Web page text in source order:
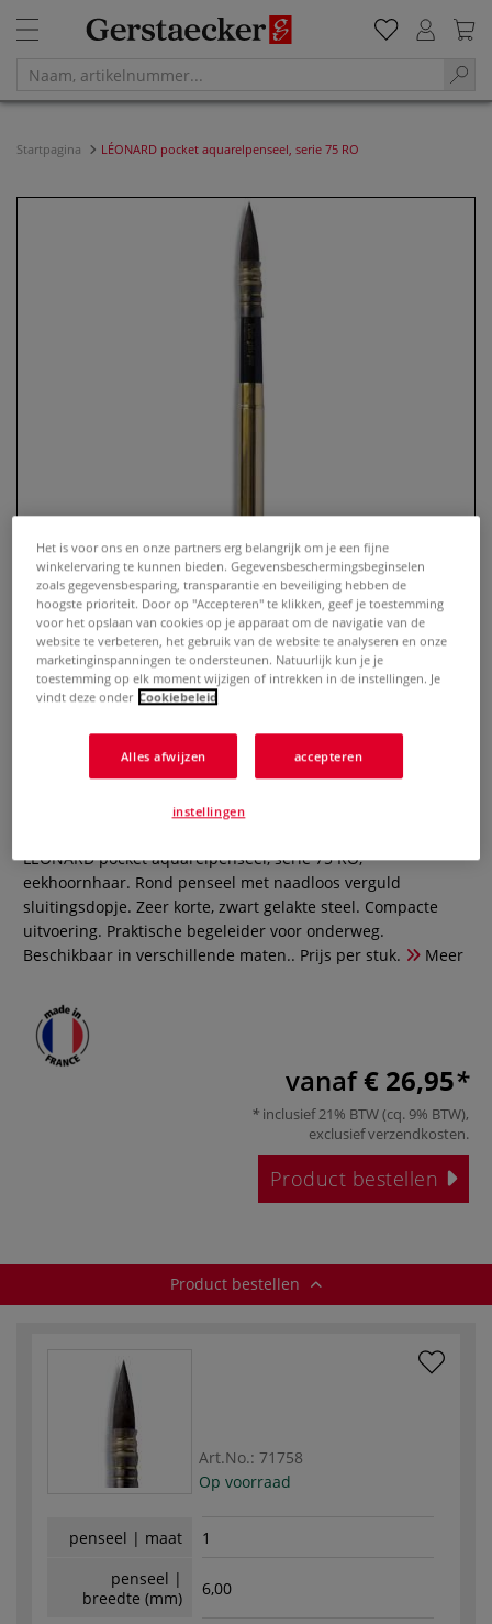
Startpagina LÉONARD pocket aquarelpenseel, serie 75 RO
LÉONARD pocket aquarelpenseel,
serie 75 RO
0 Beoordeling
LÉONARD pocket aquarelpenseel, serie 75 RO,
eekhoornhaar. Rond penseel met naadloos verguld
sluitingsdopje. Zeer korte, zwart gelakte steel. Compacte
uitvoering. Praktische begeleider voor onderweg.
Beschikbaar in verschillende maten.. Prijs per stuk.
Meer
vanaf€ 26,95
inclusief 21% BTW (cq. 9% BTW),
exclusiefverzendkosten.
Product bestellen
Product bestellen
Art.No.: 71758
Op voorraad
penseel | maat
1
penseel |
breedte (mm)
6,00
Het is voor ons en onze partners erg belangrijk om je een fijne
winkelervaring te kunnen bieden. Gegevensbeschermingsbeginselen
zoals gegevensbesparing, transparantie en beveiliging hebben de
hoogste prioriteit. Door op "Accepteren" te klikken, geef je toestemming
voor het opslaan van cookies op je apparaat om de navigatie van de
website te verbeteren, het gebruik van de website te analyseren en onze
marketinginspanningen te ondersteunen. Natuurlijk kun je je
toestemming op elk moment wijzigen of intrekken in de instellingen. Je
vindt deze onder Cookiebeleid
Alles afwijzen accepteren
instellingen